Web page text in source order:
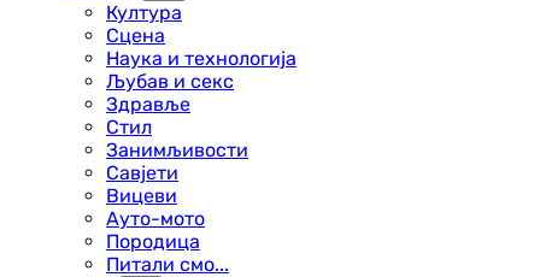
Култура
Сцена
Наука и технологија
Љубав и секс
Здравље
Стил
Занимљивости
Савјети
Вицеви
Ауто-мото
Породица
Питали смо...